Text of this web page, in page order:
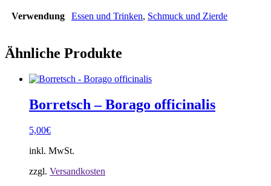
Verwendung Essen und Trinken, Schmuck und Zierde
Ähnliche Produkte
Borretsch – Borago officinalis
5,00€
inkl. MwSt.
zzgl. Versandkosten